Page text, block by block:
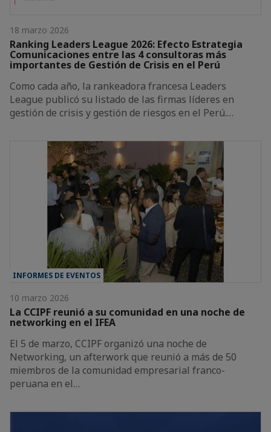
18 marzo 2026
Ranking Leaders League 2026: Efecto Estrategia
Comunicaciones entre las 4 consultoras más
importantes de Gestión de Crisis en el Perú
Como cada año, la rankeadora francesa Leaders
League publicó su listado de las firmas líderes en
gestión de crisis y gestión de riesgos en el Perú.…
INFORMES DE EVENTOS
10 marzo 2026
La CCIPF reunió a su comunidad en una noche de
networking en el IFEA
El 5 de marzo, CCIPF organizó una noche de
Networking, un afterwork que reunió a más de 50
miembros de la comunidad empresarial franco-
peruana en el…